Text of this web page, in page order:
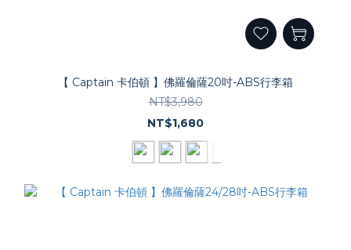
【 Captain 卡伯頓 】佛羅倫薩20吋-ABS行李箱
NT$3,980
NT$1,680